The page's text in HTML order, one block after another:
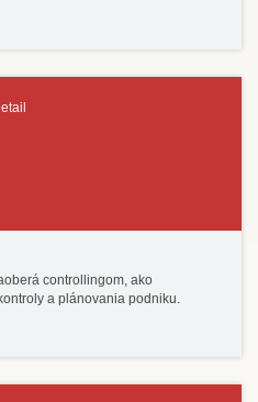
controllingom, ako
a plánovania podniku.